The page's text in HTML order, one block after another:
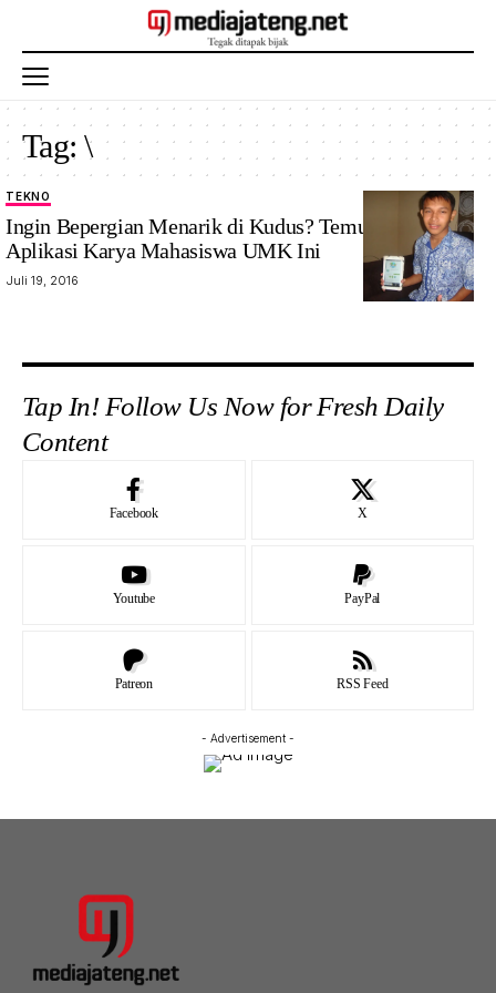
Tag:\
TEKNO
Ingin Bepergian Menarik di Kudus? Temukan di
Aplikasi Karya Mahasiswa UMK Ini
Juli 19, 2016
Tap In! Follow Us Now for Fresh Daily
Content
Facebook X
Youtube PayPal
Patreon RSS Feed
- Advertisement -